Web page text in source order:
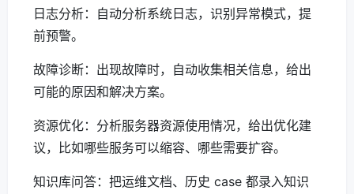
日志分析：自动分析系统日志，识别异常模式，提
前预警。
故障诊断：出现故障时，自动收集相关信息，给出
可能的原因和解决方案。
资源优化：分析服务器资源使用情况，给出优化建
议，比如哪些服务可以缩容、哪些需要扩容。
知识库问答：把运维文档、历史 case 都录入知识